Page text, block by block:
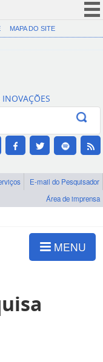
(COVID-19)
Canais
MAPA DO SITE
E-mail do Pesquisador
Área de imprensa
MENU